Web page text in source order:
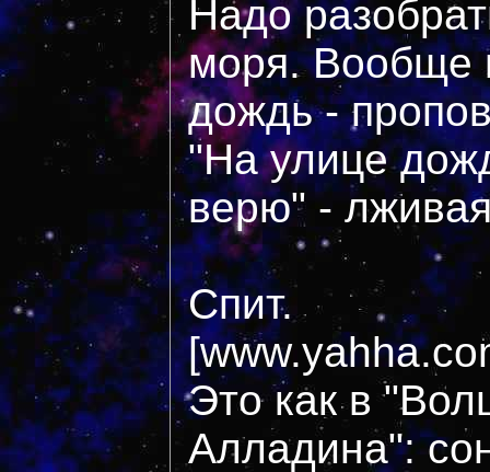
Надо
моря. Вообще
дождь -
"На улице
верю" -
Спит.
Это как в
Алладина":